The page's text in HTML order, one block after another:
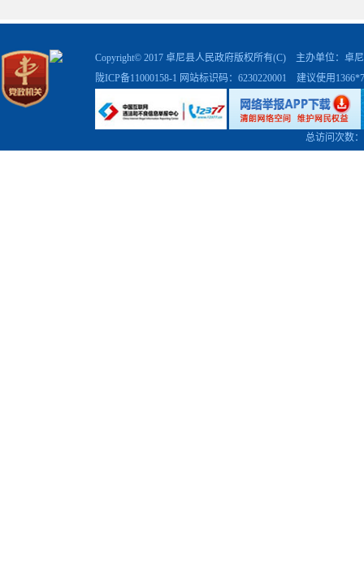
Copyright© 2017 卓尼县人民政府版权所有(C) 主办单位：卓
陇ICP备11000158-1 网站标识码：6230220001 建议使用
总访问次数：